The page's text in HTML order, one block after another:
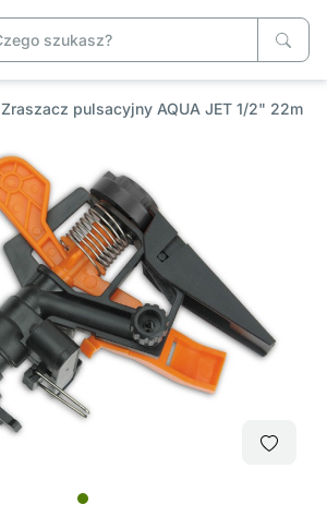
Zraszacz pulsacyjny AQUA JET 1/2" 22m